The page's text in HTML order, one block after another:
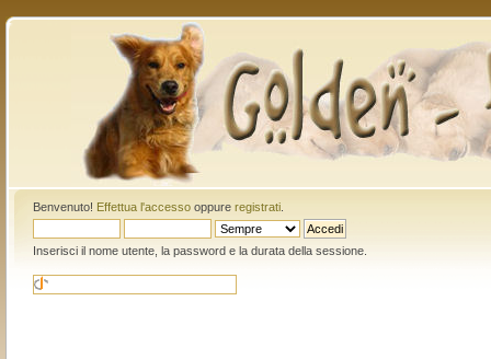
Benvenuto! Effettua l'accessooppure registrati.
Inserisci il nome utente, la password e la durata della sessione.